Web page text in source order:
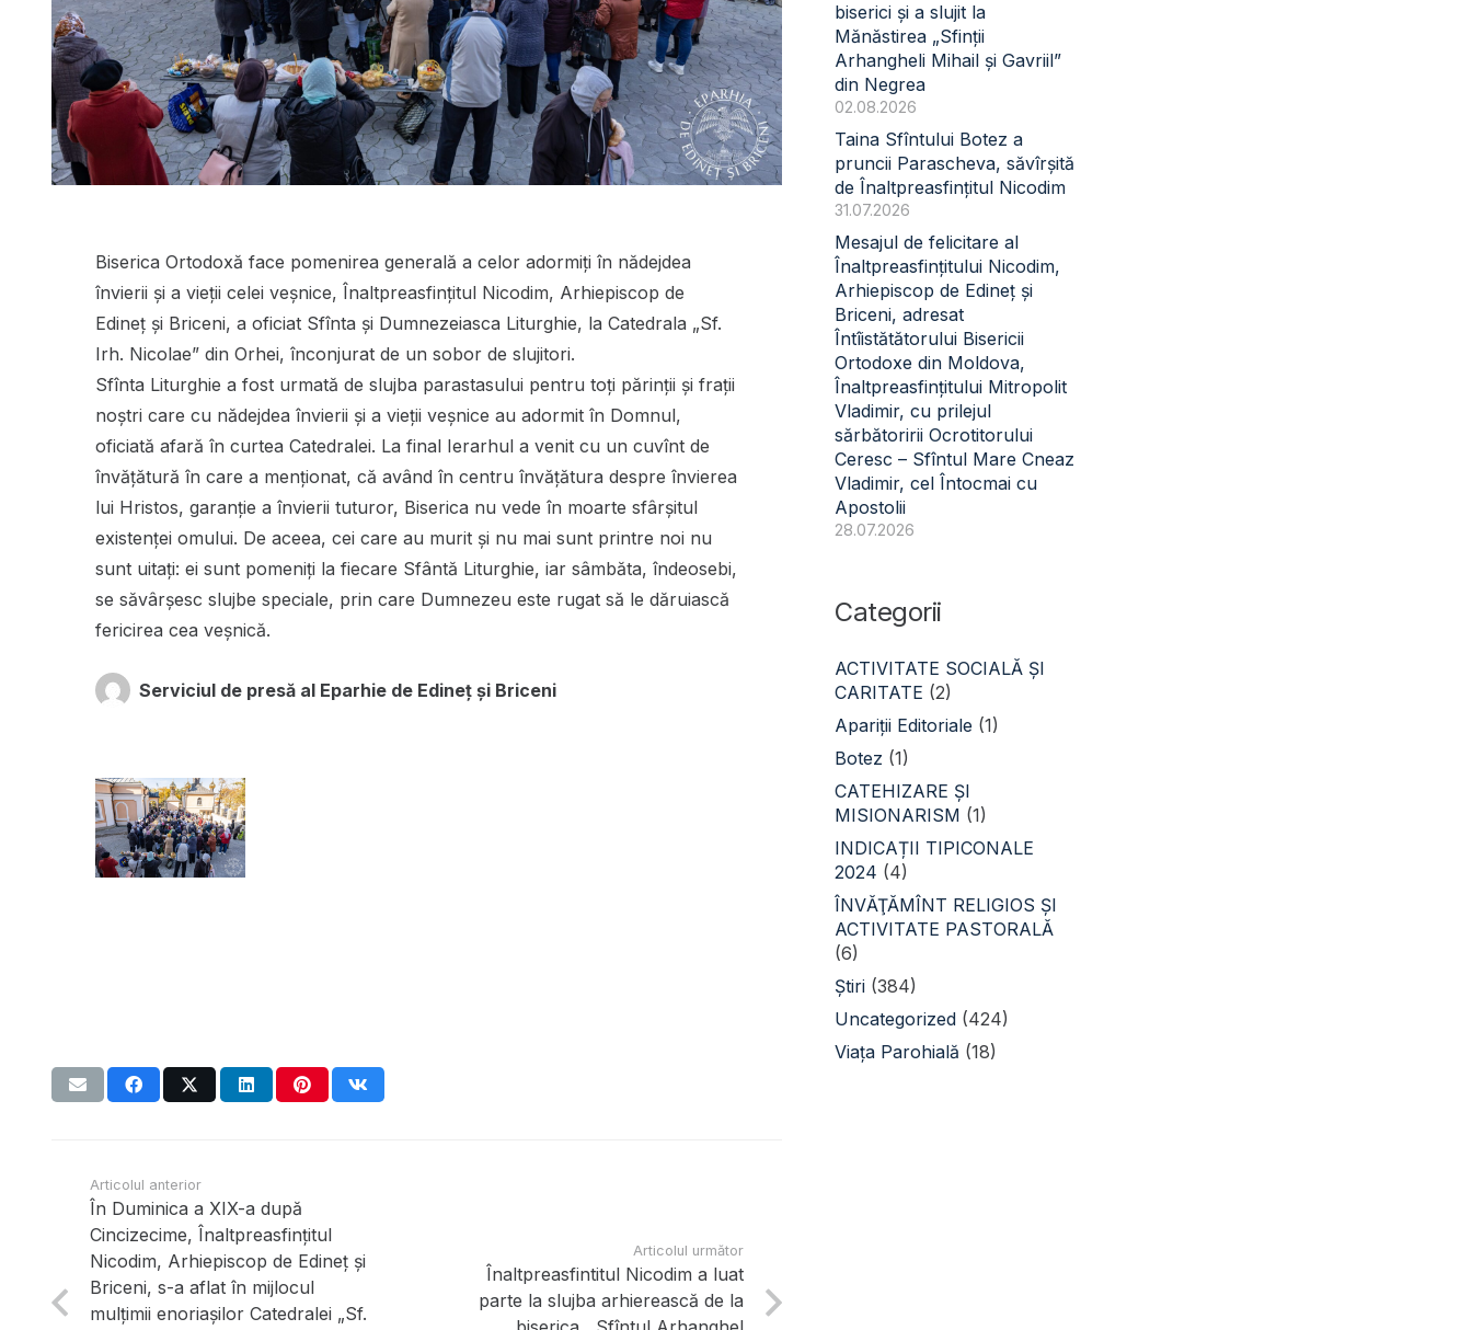
Biserica Ortodoxă face pomenirea generală a celor adormiți în nădejdea
învierii și a vieții celei veșnice, Înaltpreasfințitul Nicodim, Arhiepiscop de
Edineț și Briceni, a oficiat Sfînta și Dumnezeiasca Liturghie, la Catedrala „Sf.
Irh. Nicolae” din Orhei, înconjurat de un sobor de slujitori.
Sfînta Liturghie a fost urmată de slujba parastasului pentru toți părinții și frații
noștri care cu nădejdea învierii și a vieții veșnice au adormit în Domnul,
oficiată afară în curtea Catedralei. La final Ierarhul a venit cu un cuvînt de
învățătură în care a menţionat, că având în centru învăţătura despre învierea
lui Hristos, garanţie a învierii tuturor, Biserica nu vede în moarte sfârşitul
existenţei omului. De aceea, cei care au murit şi nu mai sunt printre noi nu
sunt uitaţi: ei sunt pomeniţi la fiecare Sfântă Liturghie, iar sâmbăta, îndeosebi,
se săvârşesc slujbe speciale, prin care Dumnezeu este rugat să le dăruiască
fericirea cea veşnică.
Serviciul de presă al Eparhie de Edineț și Briceni
Articolul anterior
În Duminica a XIX-a după
Cincizecime, Înaltpreasfințitul
Nicodim, Arhiepiscop de Edineț și
Briceni, s-a aflat în mijlocul
mulțimii enoriașilor Catedralei „Sf.
Articolul următor
Înaltpreasfintitul Nicodim a luat
parte la slujba arhierească de la
biserici și a slujit la
Mănăstirea „Sfinții
Arhangheli Mihail și Gavriil”
din Negrea
02.08.2026
Taina Sfîntului Botez a
pruncii Parascheva, săvîrșită
de Înaltpreasfințitul Nicodim
31.07.2026
Mesajul de felicitare al
Înaltpreasfințitului Nicodim,
Arhiepiscop de Edineț și
Briceni, adresat
Întîistătătorului Bisericii
Ortodoxe din Moldova,
Înaltpreasfințitului Mitropolit
Vladimir, cu prilejul
sărbătoririi Ocrotitorului
Ceresc – Sfîntul Mare Cneaz
Vladimir, cel Întocmai cu
Apostolii
28.07.2026
Categorii
ACTIVITATE SOCIALĂ ŞI
CARITATE (2)
Apariții Editoriale (1)
Botez (1)
CATEHIZARE ŞI
MISIONARISM (1)
INDICAȚII TIPICONALE
2024 (4)
ÎNVĂŢĂMÎNT RELIGIOS ŞI
ACTIVITATE PASTORALĂ
(6)
Știri (384)
Uncategorized (424)
Viața Parohială (18)